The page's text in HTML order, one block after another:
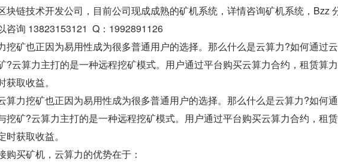
块链技术开发公司，目前公司现成成熟的矿机系统，详情咨询矿机系统，Bzz
咨询 13823153121  Q：1992891126
挖矿也正因为易用性成为很多普通用户的选择。那么什么是云算力?如何通过
?云算力主打的是一种远程挖矿模式。用户通过平台购买云算力合约，租赁算
获取收益。
力挖矿也正因为易用性成为很多普通用户的选择。那么什么是云算力?如何
挖矿?云算力主打的是一种远程挖矿模式。用户通过平台购买云算力合约，租
时获取收益。
购买矿机，云算力的优势在于：